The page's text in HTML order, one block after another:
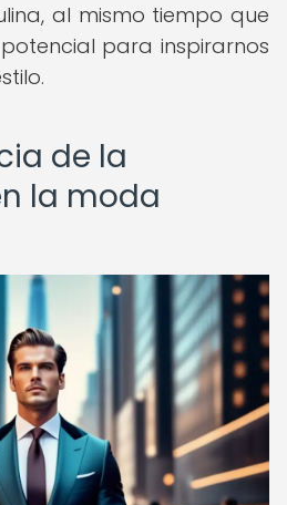
al mismo tiempo que
para inspirarnos
de la
la moda